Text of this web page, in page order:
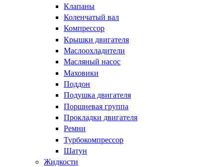
Клапаны
Коленчатый вал
Компрессор
Крышки двигателя
Маслоохладители
Масляный насос
Маховики
Поддон
Подушка двигателя
Поршневая группа
Прокладки двигателя
Ремни
Турбокомпрессор
Шатун
Жидкости